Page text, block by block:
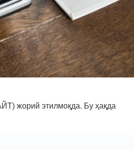
жорий этилмоқда. Бу ҳақда